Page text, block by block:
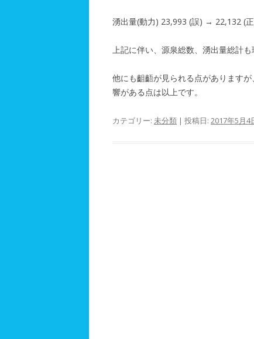
湧出量(動力) 23,993 (誤) → 22,132 (
上記に伴い、源泉総数、湧出量総計
他にも齟齬が見られる点があります
響がある点は以上です。
カテゴリー: 未分類 | 投稿日: 2017年5月4